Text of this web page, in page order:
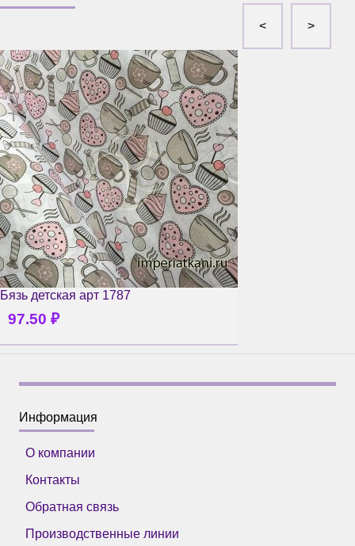
Бязь детская арт 1787
97.50 ₽
Информация
О компании
Контакты
Обратная связь
Производственные линии